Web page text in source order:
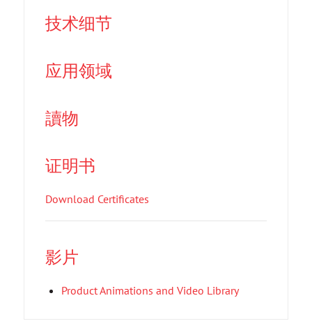
技术细节
应用领域
讀物
证明书
Download Certificates
影片
Product Animations and Video Library